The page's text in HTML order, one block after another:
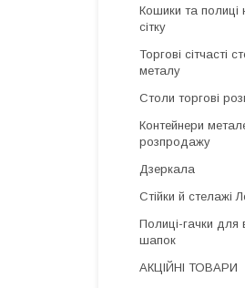
Кошики та полиці
сітку
Торгові сітчасті
металу
Столи торгові
Контейнери
розпродажу
Дзеркала
Стійки й стелажі
Полиці-гачки для
шапок
АКЦІЙНІ ТОВАРИ